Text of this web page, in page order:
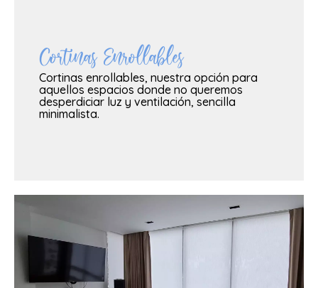
Cortinas Enrollables
Cortinas enrollables, nuestra opción para
aquellos espacios donde no queremos
desperdiciar luz y ventilación, sencilla
minimalista.
VER MAS
VER MAS